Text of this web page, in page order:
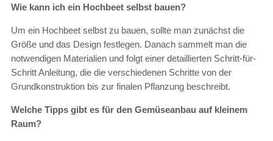
Wie kann ich ein Hochbeet selbst bauen?
Um ein Hochbeet selbst zu bauen, sollte man zunächst die
Größe und das Design festlegen. Danach sammelt man die
notwendigen Materialien und folgt einer detaillierten Schritt-für-
Schritt Anleitung, die die verschiedenen Schritte von der
Grundkonstruktion bis zur finalen Pflanzung beschreibt.
Welche Tipps gibt es für den Gemüseanbau auf kleinem
Raum?